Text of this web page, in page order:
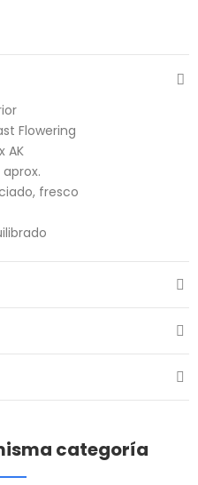
Flowering
AK
fresco
categoría